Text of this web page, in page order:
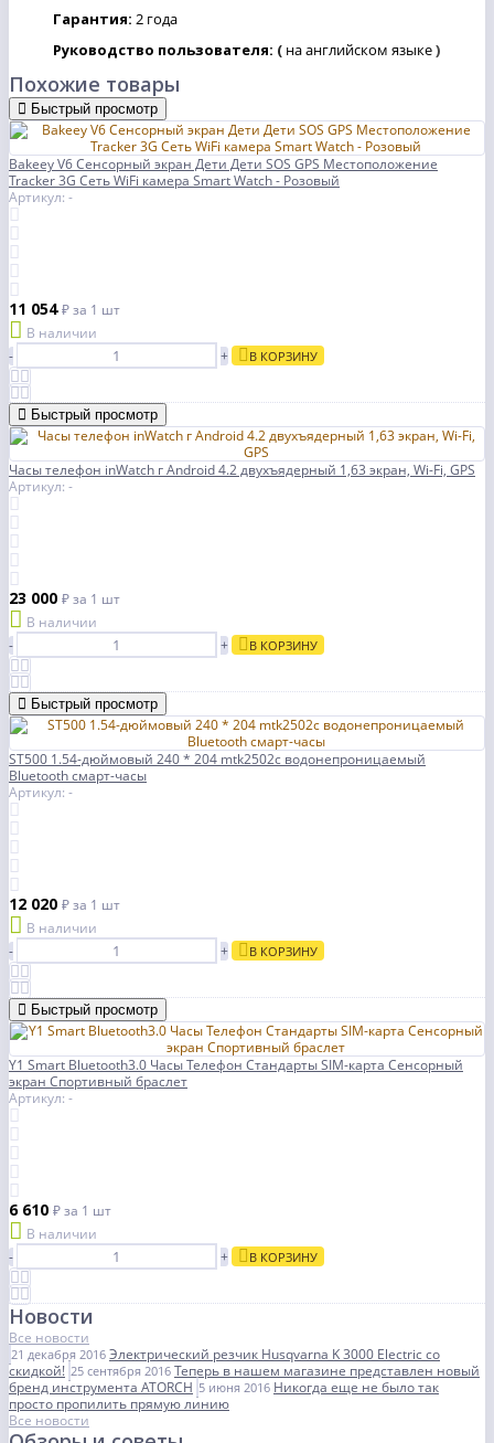
Гарантия: 2 года
Руководство пользователя: ( на английском языке)
Похожие товары
Быстрый просмотр
Bakeey V6 Сенсорный экран Дети Дети SOS GPS Местоположение
Tracker 3G Сеть WiFi камера Smart Watch - Розовый
Артикул: -
11 054₽за 1 шт
В наличии
-
+ В КОРЗИНУ
Быстрый просмотр
Часы телефон inWatch г Android 4.2 двухъядерный 1,63 экран, Wi-Fi, GPS
Артикул: -
23 000 ₽за 1 шт
В наличии
-
+ В КОРЗИНУ
Быстрый просмотр
ST500 1.54-дюймовый 240 * 204 mtk2502c водонепроницаемый
Bluetooth смарт-часы
Артикул: -
12 020 ₽за 1 шт
В наличии
-
+ В КОРЗИНУ
Быстрый просмотр
Y1 Smart Bluetooth3.0 Часы Телефон Стандарты SIM-карта Сенсорный
экран Спортивный браслет
Артикул: -
6 610 ₽за 1 шт
В наличии
-
+ В КОРЗИНУ
Новости
Все новости
21 декабря 2016 Электрический резчик Husqvarna K 3000 Electric со
скидкой! 25 сентября 2016 Теперь в нашем магазине представлен новый
бренд инструмента ATORCH 5 июня 2016 Никогда еще не было так
просто пропилить прямую линию
Все новости